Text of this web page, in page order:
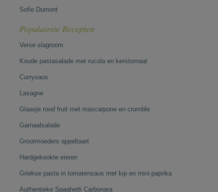
Sofie Dumont
Populairste Recepten
Verse slagroom
Koude pastasalade met rucola en kerstomaat
Currysaus
Lasagne
Glaasje rood fruit met mascarpone en crumble
Garnaalsalade
Grootmoeders appeltaart
Hardgekookte eieren
Griekse pasta in tomatensaus met kip en mini-paprika
Authentieke Spaghetti Carbonara